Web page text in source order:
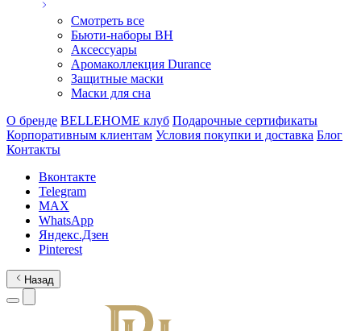
Смотреть все
Бьюти-наборы ВН
Аксессуары
Аромаколлекция Durance
Защитные маски
Маски для сна
О бренде BELLEHOME клуб Подарочные сертификаты
Корпоративным клиентам Условия покупки и доставка Блог
Контакты
Вконтакте
Telegram
MAX
WhatsApp
Яндекс.Дзен
Pinterest
Назад